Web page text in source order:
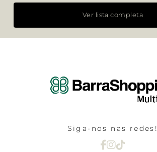
Ver lista completa
Siga-nos nas redes!